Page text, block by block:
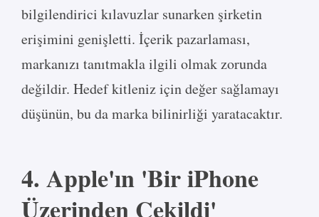
bilgilendirici kılavuzlar sunarken şirketin
erişimini genişletti. İçerik pazarlaması,
markanızı tanıtmakla ilgili olmak zorunda
değildir. Hedef kitleniz için değer sağlamayı
düşünün, bu da marka bilinirliği yaratacaktır.
4. Apple'ın 'Bir iPhone
Üzerinden Çekildi'